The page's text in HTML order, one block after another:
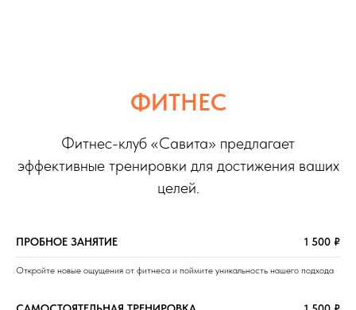
ФИТНЕС
Фитнес-клуб «Савита» предлагает
эффективные тренировки для достижения ваших
целей.
ПРОБНОЕ ЗАНЯТИЕ 1 500 ₽
Откройте новые ощущения от фитнеса и поймите уникальность нашего подхода